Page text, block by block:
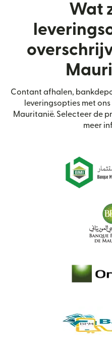
Wat
Contant afhalen,
leveringsopties met
Mauritanië. Selecteer de
meer